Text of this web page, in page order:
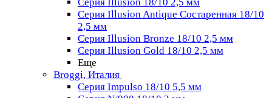
Серия Illusion Antique Состаренная 18/10
2,5 мм
Серия Illusion Bronze 18/10 2,5 мм
Серия Illusion Gold 18/10 2,5 мм
Еще
Broggi, Италия
Серия Impulso 18/10 5,5 мм